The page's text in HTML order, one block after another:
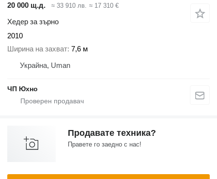
20 000 щ.д.
≈ 33 910 лв. ≈ 17 310 €
Хедер за зърно
2010
Ширина на захват 7,6 м
Украйна, Uman
ЧП Юхно
Продавате техника?
Правете го заедно с нас!